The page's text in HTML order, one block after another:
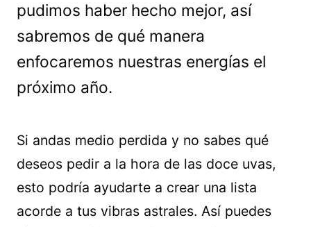
pudimos haber hecho mejor, así
sabremos de qué manera
enfocaremos nuestras energías el
próximo año.
Si andas medio perdida y no sabes qué
deseos pedir a la hora de las doce uvas,
esto podría ayudarte a crear una lista
acorde a tus vibras astrales. Así puedes